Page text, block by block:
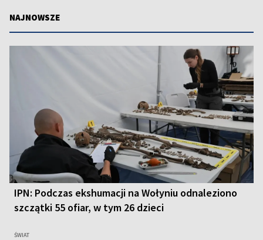
NAJNOWSZE
IPN: Podczas ekshumacji na Wołyniu odnaleziono
szczątki 55 ofiar, w tym 26 dzieci
ŚWIAT